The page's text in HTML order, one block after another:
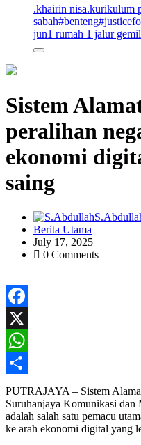
.khairin nisa.kurikulum
sabah#benteng
jun1 rumah 1 jalur
Sistem
peralihan
ekonomi
saing
Berita Utama
July 17, 2025
0 Comments
Facebook
X
WhatsApp
Share
PUTRAJAYA – Sistem
Suruhanjaya Komunikasi
adalah salah satu pemacu
ke arah ekonomi digital yang